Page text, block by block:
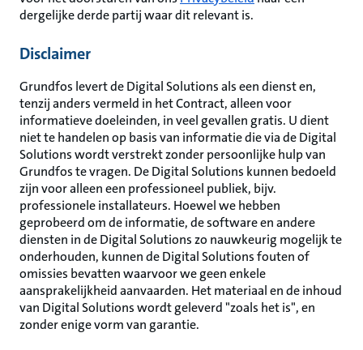
dergelijke derde partij waar dit relevant is.
Disclaimer
Grundfos levert de Digital Solutions als een dienst en,
tenzij anders vermeld in het Contract, alleen voor
informatieve doeleinden, in veel gevallen gratis. U dient
niet te handelen op basis van informatie die via de Digital
Solutions wordt verstrekt zonder persoonlijke hulp van
Grundfos te vragen. De Digital Solutions kunnen bedoeld
zijn voor alleen een professioneel publiek, bijv.
professionele installateurs. Hoewel we hebben
geprobeerd om de informatie, de software en andere
diensten in de Digital Solutions zo nauwkeurig mogelijk te
onderhouden, kunnen de Digital Solutions fouten of
omissies bevatten waarvoor we geen enkele
aansprakelijkheid aanvaarden. Het materiaal en de inhoud
van Digital Solutions wordt geleverd "zoals het is", en
zonder enige vorm van garantie.